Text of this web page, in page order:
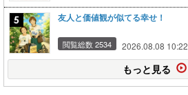
友人と価値観が似てる幸せ！
閲覧総数 2534 2026.08.08 10:22
もっと見る